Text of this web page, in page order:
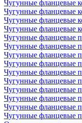
Чугунные фланцевые
Чугунные фланцевые
Чугунные фланцевые
Чугунные фланцевые
Чугунные фланцевые
Чугунные фланцевые
Чугунные фланцевые
Чугунные фланцевые
Чугунные фланцевые
Чугунные фланцевые
Чугунные фланцевые
Чугунные фланцевые
Чугунные фланцевые
Чугунные фланцевые